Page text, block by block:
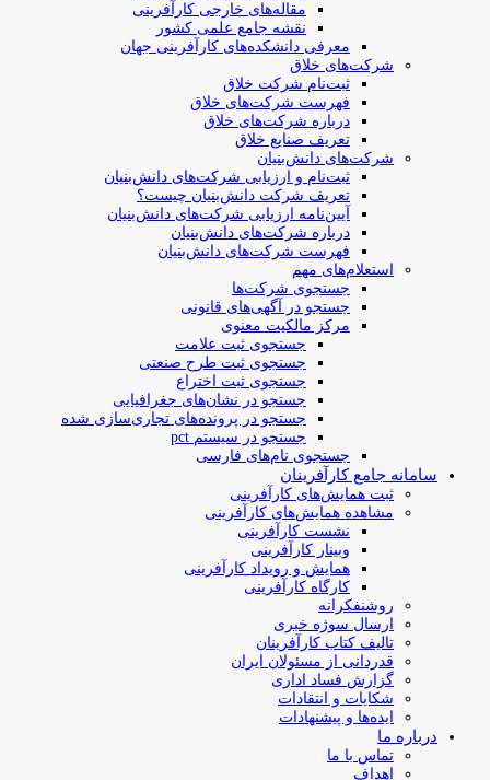
مقاله‌های خارجی کارآفرینی
نقشه جامع علمی کشور
معرفی دانشکده‌های کارآفرینی جهان
شرکت‌های خلاق
ثبت‌نام شرکت خلاق
فهرست شرکت‌های خلاق
درباره شرکت‌های خلاق
تعریف صنایع خلاق
شرکت‌های دانش‌بنیان
ثبت‌نام و ارزیابی شرکت‌های دانش‌بنیان
تعریف شرکت دانش‌بنیان چیست؟
آیین‌نامه ارزیابی شرکت‌های دانش‌بنیان
درباره شرکت‌های دانش‌بنیان
فهرست شرکت‌های دانش‌بنیان
استعلام‌های مهم
جستجوی شرکت‌ها
جستجو در آگهی‌های قانونی
مرکز مالکیت معنوی
جستجوی ثبت علامت
جستجوی ثبت طرح صنعتی
جستجوی ثبت اختراع
جستجو در نشان‌های جغرافیایی
جستجو در پرونده‌های تجاری‌سازی شده
جستجو در سیستم pct
جستجوی نام‌های فارسی
سامانه جامع کارآفرینان
ثبت همایش‌های کارآفرینی
مشاهده همایش‌های کارآفرینی
نشست کارآفرینی
وبینار کارآفرینی
همایش و رویداد کارآفرینی
کارگاه کارآفرینی
روشنفکرانه
ارسال سوژه‌ خبری
تالیف کتاب کارآفرینان
قدردانی از مسئولان ایران
گزارش فساد اداری
شکایات و انتقادات
ایده‌ها و پیشنهادات
درباره ما
تماس با ما
اهداف